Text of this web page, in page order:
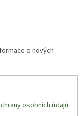
o nových
osobních údajů